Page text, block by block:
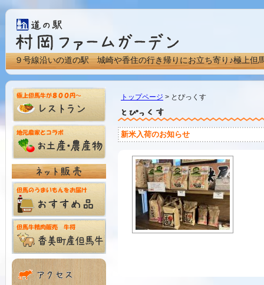
９号線沿いの道の駅 城崎や香住の行き帰りにお立ち寄り♪極上但
トップページ > とぴっくす
新米入荷のお知らせ